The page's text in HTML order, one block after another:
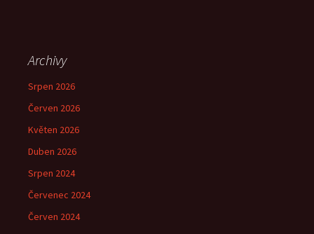
Archivy
Srpen 2026
Červen 2026
Květen 2026
Duben 2026
Srpen 2024
Červenec 2024
Červen 2024